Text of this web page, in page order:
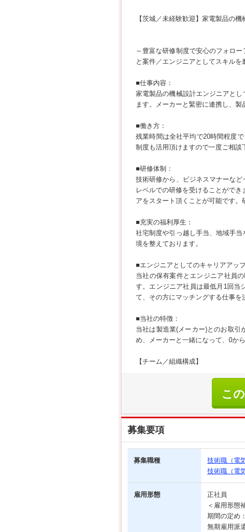
【茨城／未経験歓迎】家電製品の
～豊富な研修制度で安心のフォロ
と案件／エンジニアとしてスキルを
■仕事内容：
家電製品の機械設計エンジニアと
ます。メーカーと緊密に連携し、製
■働き方：
残業時間は全社平均で20時間程度
制度も活用頂けますので一度ご相談
■研修体制：
技術研修から、ビジネスマナーな
レベルでの研修を受けることがで
アをスタート頂くことが可能です。
■充実の福利厚生：
社宅制度や引っ越し手当、地域手
境を整えております。
■エンジニアとしてのキャリアアップ
当社の保有案件とエンジニア社員
す。エンジニア社員は最低月1回当
て、その方にマッチングする仕事を
■当社の特徴：
当社は製造業(メーカー)とのお取引
め、メーカーと一緒になって、0か
【チーム／組織構成】
こ
募集要項
募集職種 技術職（電
技術職（電
雇用形態
正社員
＜雇用形態
期間の定め
無期雇用派